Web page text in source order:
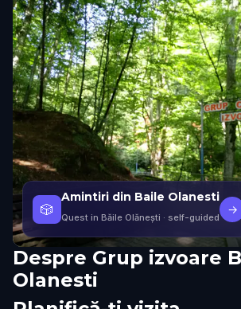
🎲
Amintiri din Baile Olanesti
Quest in Băile Olănești · self-guided
→
Despre Grup izvoare
Olanesti